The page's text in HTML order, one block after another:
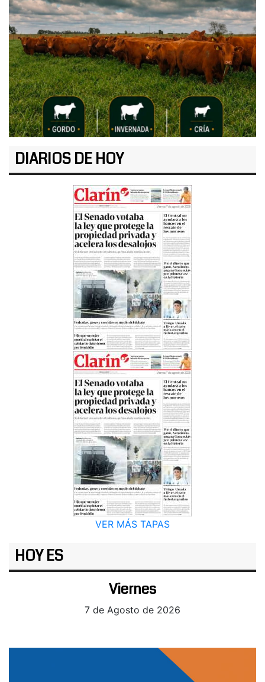
DIARIOS DE HOY
VER MÁS TAPAS
HOY ES
Viernes
7 de Agosto de 2026